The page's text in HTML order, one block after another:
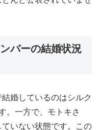
バーの結婚状況
婚しているのはシルク
。一方で、モトキさ
いない状態です。この